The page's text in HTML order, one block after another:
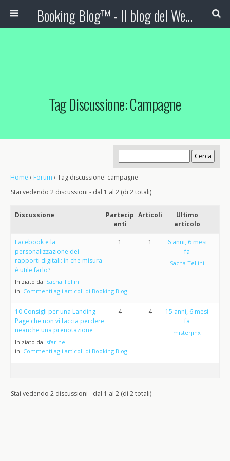
Booking Blog™ - Il blog del Web Marketing Turistico
Tag Discussione: Campagne
Home › Forum › Tag discussione: campagne
Stai vedendo 2 discussioni - dal 1 al 2 (di 2 totali)
Discussione
Partecip
anti
Articoli
Ultimo
articolo
Facebook e la
personalizzazione dei
rapporti digitali: in che misura
è utile farlo?
Iniziato da: Sacha Tellini
in: Commenti agli articoli di Booking Blog
1 1
6 anni, 6 mesi
fa
Sacha Tellini
10 Consigli per una Landing
Page che non vi faccia perdere
neanche una prenotazione
Iniziato da: sfarinel
in: Commenti agli articoli di Booking Blog
4 4
15 anni, 6 mesi
fa
misterjinx
Stai vedendo 2 discussioni - dal 1 al 2 (di 2 totali)